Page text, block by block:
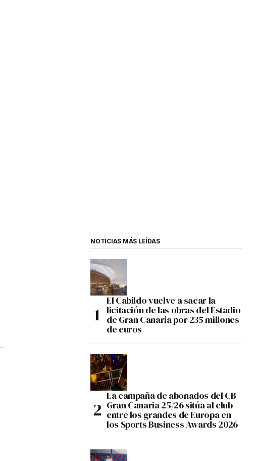
NOTICIAS MÁS LEÍDAS
El Cabildo vuelve a sacar la
licitación de las obras del Estadio
de Gran Canaria por 235 millones
de euros
La campaña de abonados del CB
Gran Canaria 25/26 sitúa al club
entre los grandes de Europa en
los Sports Business Awards 2026